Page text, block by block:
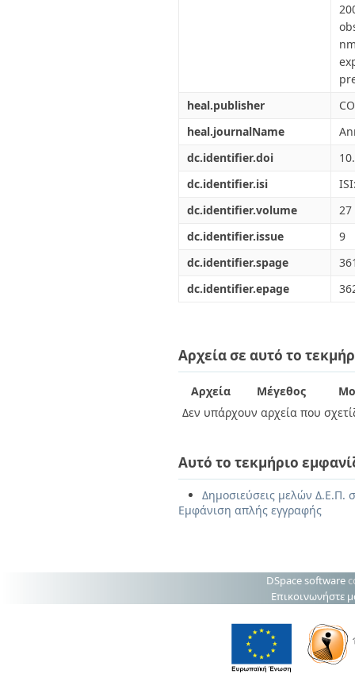
heal.publisher
heal.journalName
dc.identifier.doi
dc.identifier.isi
dc.identifier.volume
27
dc.identifier.issue
9
dc.identifier.spage
dc.identifier.epage
Αρχεία σε αυτό το
Αρχεία Μέγεθος
Δεν υπάρχουν αρχεία που
Αυτό το τεκμήριο
Δημοσιεύσεις μελών Δ.Ε.Π.
Εμφάνιση απλής εγγραφής
DSpace software
Επικοινωνήστε